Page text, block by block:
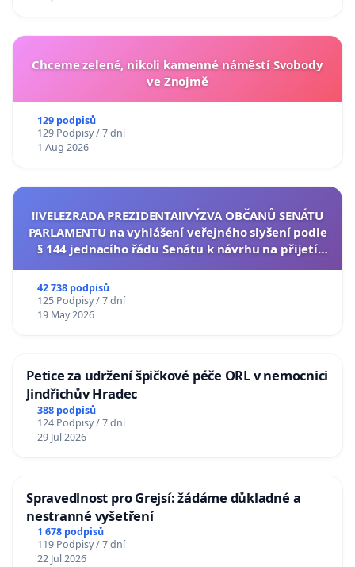
Chceme zelené, nikoli kamenné náměstí Svobody
ve Znojmě
129 podpisů
129 Podpisy / 7 dní
1 Aug 2026
‼️VELEZRADA PREZIDENTA‼️VÝZVA OBČANŮ SENÁTU
PARLAMENTU na vyhlášení veřejného slyšení podle
§ 144 jednacího řádu Senátu k návrhu na přijetí
42 738 podpisů
125 Podpisy / 7 dní
19 May 2026
Petice za udržení špičkové péče ORL v nemocnici
Jindřichův Hradec
388 podpisů
124 Podpisy / 7 dní
29 Jul 2026
Spravedlnost pro Grejsí: žádáme důkladné a
nestranné vyšetření
1 678 podpisů
119 Podpisy / 7 dní
22 Jul 2026